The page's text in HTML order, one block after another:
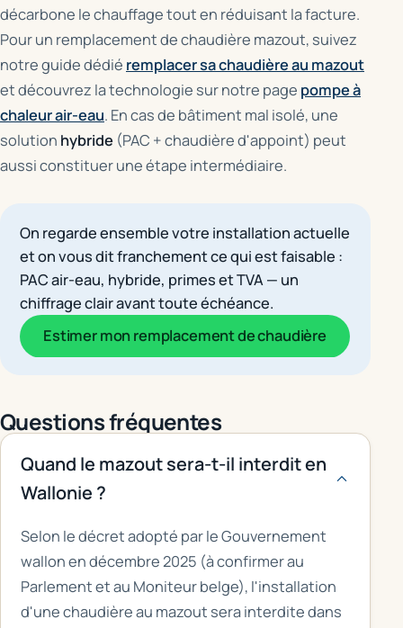
décarbone le chauffage tout en réduisant la facture.
Pour un remplacement de chaudière mazout, suivez
notre guide dédié remplacer sa chaudière au mazout
et découvrez la technologie sur notre page pompe à
chaleur air-eau. En cas de bâtiment mal isolé, une
solution hybride (PAC + chaudière d'appoint) peut
aussi constituer une étape intermédiaire.
On regarde ensemble votre installation actuelle
et on vous dit franchement ce qui est faisable :
PAC air-eau, hybride, primes et TVA — un
chiffrage clair avant toute échéance.
Estimer mon remplacement de chaudière
Questions fréquentes
Quand le mazout sera-t-il interdit en
Wallonie ?
Selon le décret adopté par le Gouvernement
wallon en décembre 2025 (à confirmer au
Parlement et au Moniteur belge), l'installation
d'une chaudière au mazout sera interdite dans